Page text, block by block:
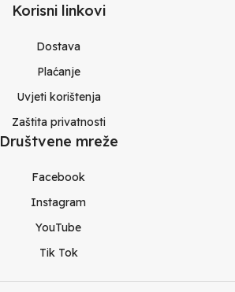
Korisni linkovi
Dostava
Plaćanje
Uvjeti korištenja
Zaštita privatnosti
Društvene mreže
Facebook
Instagram
YouTube
Tik Tok